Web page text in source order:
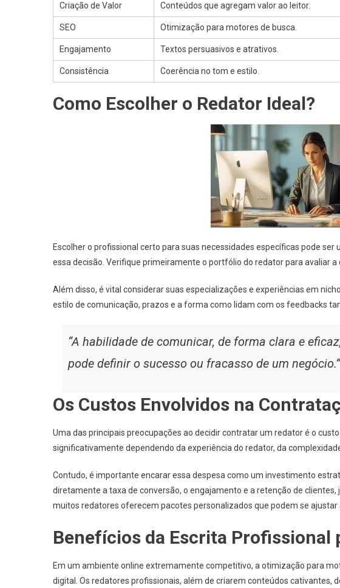
Criação de Valor Conteúdos que agregam valor ao leitor.
SEO Otimização para motores de busca.
Engajamento Textos persuasivos e atrativos.
Consistência Coerência no tom e estilo.
Como Escolher o Redator Ideal?
Escolher o profissional certo para suas necessidades específicas pode
essa decisão. Verifique primeiramente o portfólio do redator para avaliar
Além disso, é vital considerar suas especializações e experiências em
estilo de comunicação, prazos e a forma como lidam com os feedbacks
“A habilidade de comunicar, de forma clara e
pode definir o sucesso ou fracasso de um negócio.”
Os Custos Envolvidos na
Uma das principais preocupações ao decidir contratar um redator é o
significativamente dependendo da experiência do redator, da
Contudo, é importante encarar essa despesa como um investimento
diretamente a taxa de conversão, o engajamento e a retenção de
muitos redatores oferecem pacotes personalizados que podem se ajustar
Benefícios da Escrita Profissional
Em um ambiente online extremamente competitivo, a otimização para
digital. Os redatores profissionais, além de criarem conteúdos cativantes,